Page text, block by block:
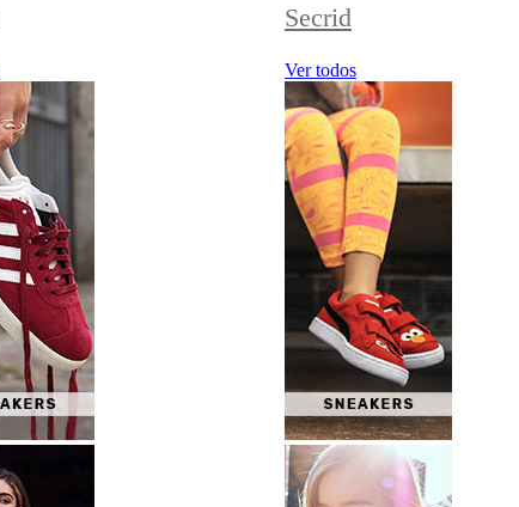
Secrid
Ver todos